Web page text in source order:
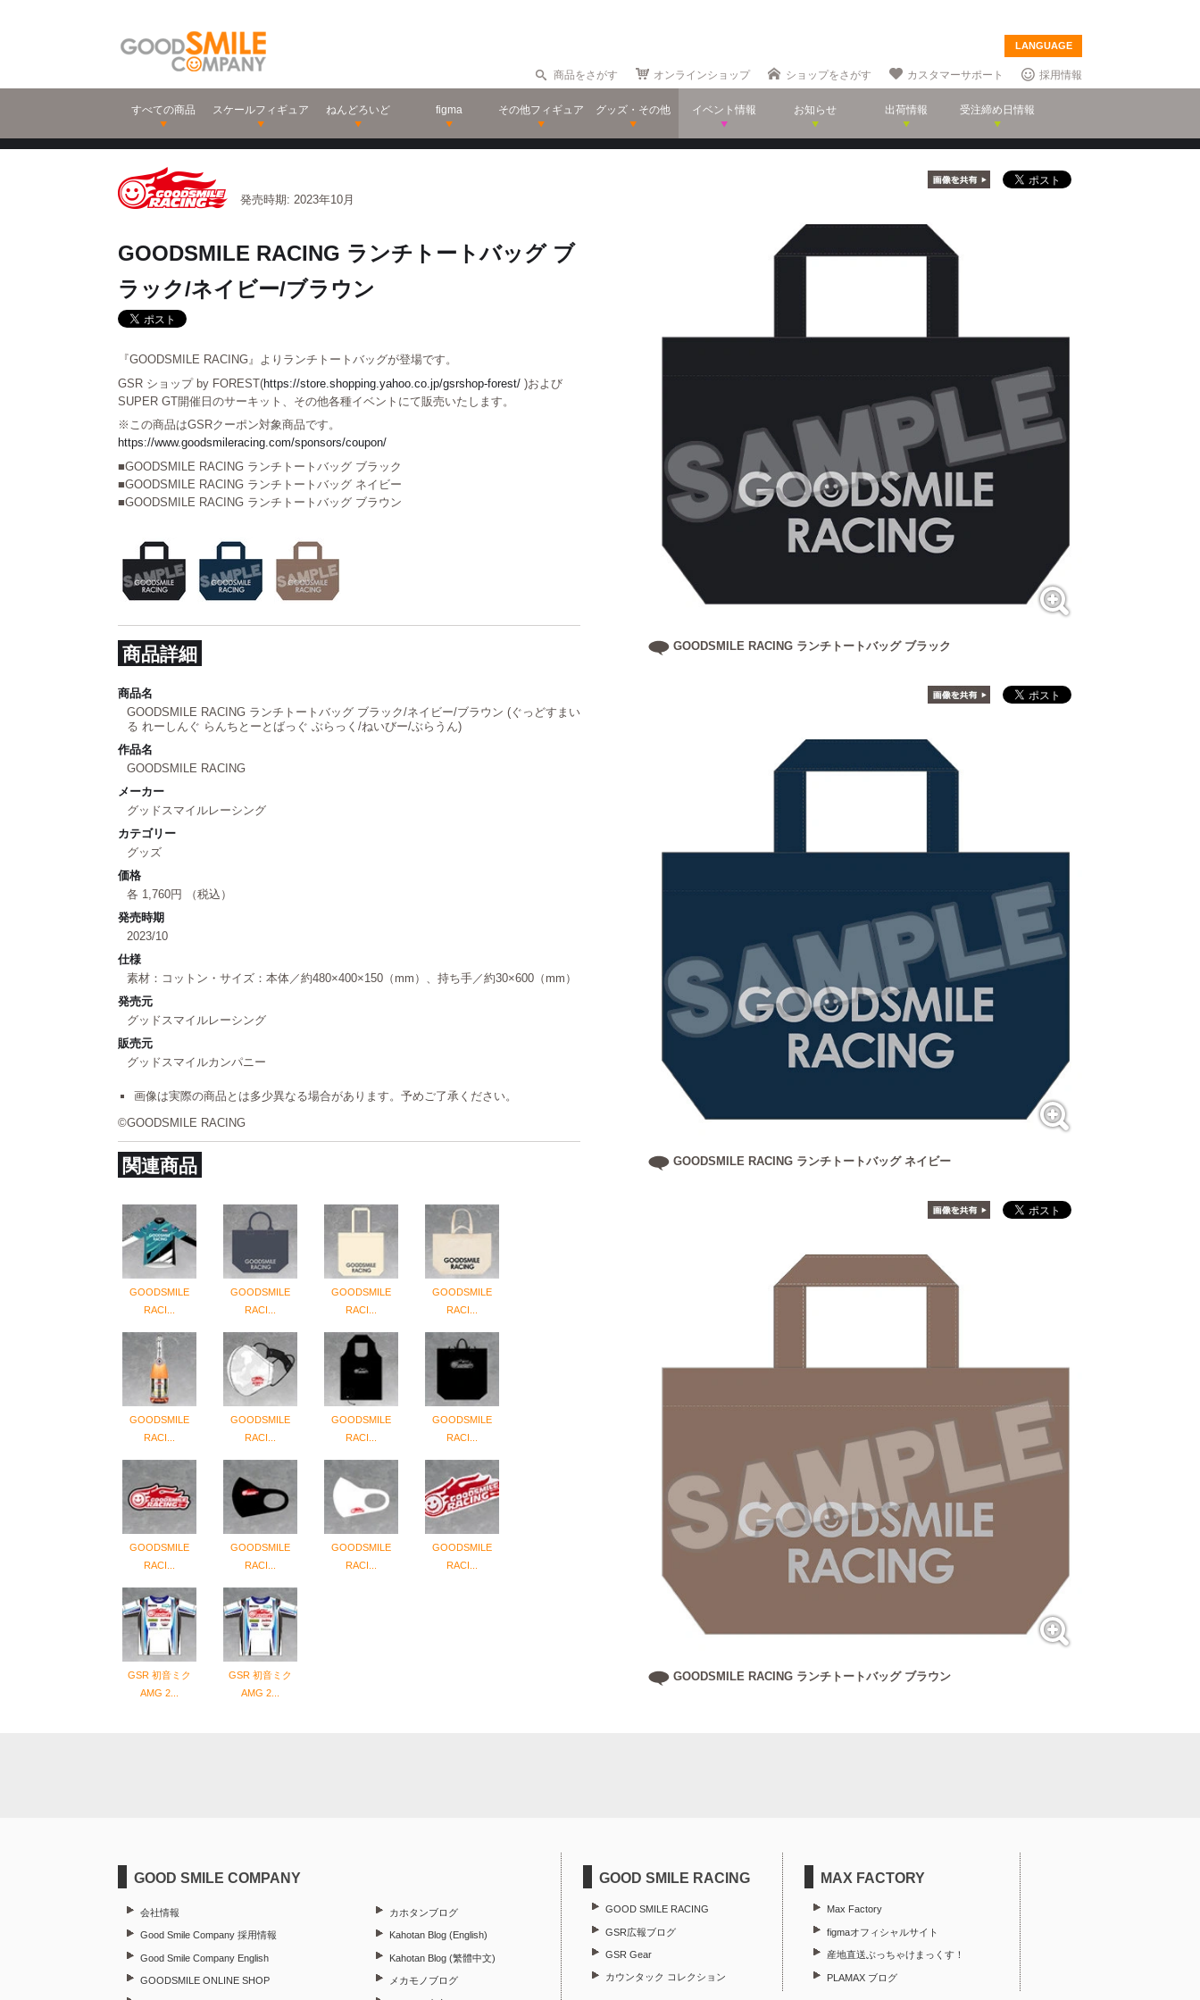
LANGUAGE
商品をさがす オンラインショップ ショップをさがす カスタマーサポート 採用情報
すべての商品 スケールフィギュア ねんどろいど figma その他フィギュア グッズ・その他 イベント情報 お知らせ 出荷情報 受注締め日情報
発売時期: 2023年10月
GOODSMILE RACING ランチトートバッグ ブ
ラック/ネイビー/ブラウン
『GOODSMILE RACING』よりランチトートバッグが登場です。
GSR ショップ by FOREST(https://store.shopping.yahoo.co.jp/gsrshop-forest/ )および
SUPER GT開催日のサーキット、その他各種イベントにて販売いたします。
※この商品はGSRクーポン対象商品です。
https://www.goodsmileracing.com/sponsors/coupon/
■GOODSMILE RACING ランチトートバッグ ブラック
■GOODSMILE RACING ランチトートバッグ ネイビー
■GOODSMILE RACING ランチトートバッグ ブラウン
GOODSMILE RACING ランチトートバッグ ブラック
GOODSMILE RACING ランチトートバッグ ネイビー
GOODSMILE RACING ランチトートバッグ ブラウン
商品詳細
商品名
GOODSMILE RACING ランチトートバッグ ブラック/ネイビー/ブラウン (ぐっどすまい
る れーしんぐ らんちとーとばっぐ ぶらっく/ねいびー/ぶらうん)
作品名
GOODSMILE RACING
メーカー
グッドスマイルレーシング
カテゴリー
グッズ
価格
各 1,760円 （税込）
発売時期
2023/10
仕様
素材：コットン・サイズ：本体／約480×400×150（mm）、持ち手／約30×600（mm）
発売元
グッドスマイルレーシング
販売元
グッドスマイルカンパニー
画像は実際の商品とは多少異なる場合があります。予めご了承ください。
©GOODSMILE RACING
関連商品
GOODSMILE
RACI...
GOODSMILE
RACI...
GOODSMILE
RACI...
GOODSMILE
RACI...
GOODSMILE
RACI...
GOODSMILE
RACI...
GOODSMILE
RACI...
GOODSMILE
RACI...
GOODSMILE
RACI...
GOODSMILE
RACI...
GOODSMILE
RACI...
GOODSMILE
RACI...
GSR 初音ミク
AMG 2...
GSR 初音ミク
AMG 2...
GOOD SMILE COMPANY
会社情報
Good Smile Company 採用情報
Good Smile Company English
GOODSMILE ONLINE SHOP
カホタンブログ
Kahotan Blog (English)
Kahotan Blog (繁體中文)
メカモノブログ
GOOD SMILE RACING
GOOD SMILE RACING
GSR広報ブログ
GSR Gear
カウンタック コレクション
MAX FACTORY
Max Factory
figmaオフィシャルサイト
産地直送ぶっちゃけまっくす！
PLAMAX ブログ